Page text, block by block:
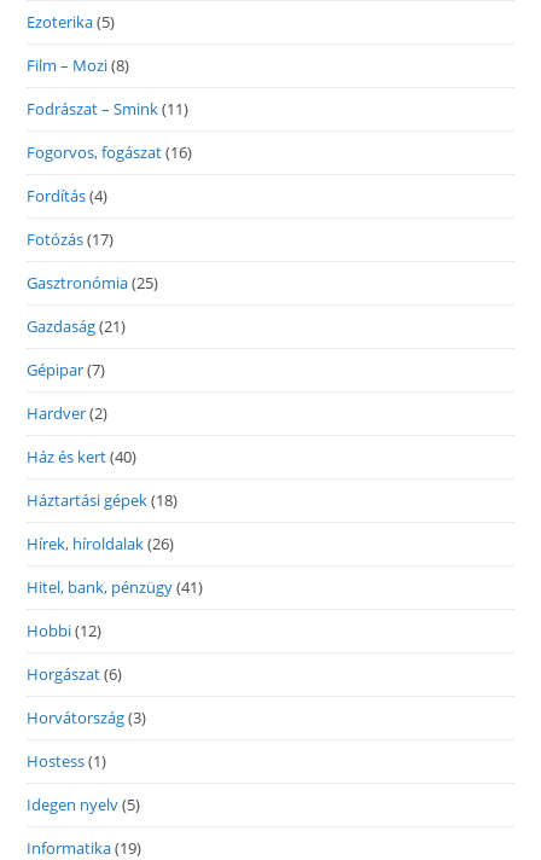
Ezoterika(5)
Film – Mozi(8)
Fodrászat – Smink(11)
Fogorvos, fogászat(16)
Fordítás(4)
Fotózás(17)
Gasztronómia(25)
Gazdaság(21)
Gépipar(7)
Hardver(2)
Ház és kert(40)
Háztartási gépek(18)
Hírek, híroldalak(26)
Hitel, bank, pénzügy(41)
Hobbi(12)
Horgászat(6)
Horvátország(3)
Hostess(1)
Idegen nyelv(5)
Informatika(19)